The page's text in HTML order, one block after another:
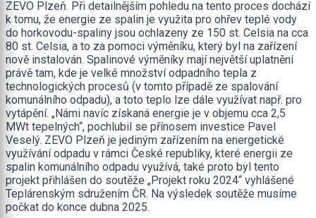
ZEVO Plzeň. Při detailnějším pohledu na tento proces dochází
k tomu, že energie ze spalin je využita pro ohřev teplé vody
do horkovodu-spaliny jsou ochlazeny ze 150 st. Celsia na cca
80 st. Celsia, a to za pomoci výměníku, který byl na zařízení
nově instalován. Spalinové výměníky mají největší uplatnění
právě tam, kde je velké množství odpadního tepla z
technologických procesů (v tomto případě ze spalování
komunálního odpadu), a toto teplo lze dále využívat např. pro
vytápění. „Námi navíc získaná energie je v objemu cca 2,5
MWt tepelných“, pochlubil se přínosem investice Pavel
Veselý. ZEVO Plzeň je jediným zařízením na energetické
využívání odpadu v rámci České republiky, které energii ze
spalin komunálního odpadu využívá, také proto byl tento
projekt přihlášen do soutěže „Projekt roku 2024“ vyhlášené
Teplárenským sdružením ČR. Na výsledek soutěže musíme
počkat do konce dubna 2025.